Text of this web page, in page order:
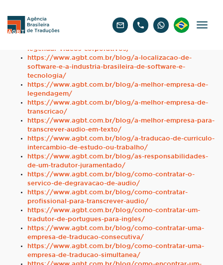
https://www.agbt.com.br/blog/a-importancia-da-
traducao-para-medicos-hospitais-e-farmaceuticos/
legendar-videos-corporativos/
https://www.agbt.com.br/blog/a-localizacao-de-
software-e-a-industria-brasileira-de-software-e-
tecnologia/
https://www.agbt.com.br/blog/a-melhor-empresa-de-
legendagem/
https://www.agbt.com.br/blog/a-melhor-empresa-de-
transcricao/
https://www.agbt.com.br/blog/a-melhor-empresa-para-
transcrever-audio-em-texto/
https://www.agbt.com.br/blog/a-traducao-de-curriculo-
intercambio-de-estudo-ou-trabalho/
https://www.agbt.com.br/blog/as-responsabilidades-
de-um-tradutor-juramentado/
https://www.agbt.com.br/blog/como-contratar-o-
servico-de-degravacao-de-audio/
https://www.agbt.com.br/blog/como-contratar-
profissional-para-transcrever-audio/
https://www.agbt.com.br/blog/como-contratar-um-
tradutor-de-portugues-para-ingles/
https://www.agbt.com.br/blog/como-contratar-uma-
empresa-de-traducao-consecutiva/
https://www.agbt.com.br/blog/como-contratar-uma-
empresa-de-traducao-simultanea/